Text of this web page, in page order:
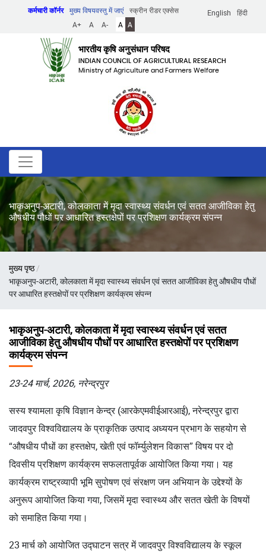
English हिंदी
कर्मचारी कॉर्नर मुख्य विषयवस्तु में जाएं
स्क्रीन रीडर एक्सेस
A+
A A- A A
भारतीय कृषि अनुसंधान परिषद
INDIAN COUNCIL OF AGRICULTURAL RESEARCH
Ministry of Agriculture and Farmers Welfare
भाकृअनुप-अटारी, कोलकाता में मृदा स्वास्थ्य संवर्धन एवं सतत आजीविका हेतु
औषधीय पौधों पर आधारित हस्तक्षेपों पर प्रशिक्षण कार्यक्रम संपन्न
पग
चिन्ह
मुख्य पृष्ठ
भाकृअनुप-अटारी, कोलकाता में मृदा स्वास्थ्य संवर्धन एवं सतत आजीविका हेतु औषधीय पौधों
पर आधारित हस्तक्षेपों पर प्रशिक्षण कार्यक्रम संपन्न
भाकृअनुप-अटारी, कोलकाता में मृदा स्वास्थ्य संवर्धन एवं सतत
आजीविका हेतु औषधीय पौधों पर आधारित हस्तक्षेपों पर प्रशिक्षण
कार्यक्रम संपन्न
23-24 मार्च, 2026, नरेन्द्रपुर
सस्य श्यामला कृषि विज्ञान केन्द्र (आरकेएमवीईआरआई), नरेन्द्रपुर द्वारा
जादवपुर विश्वविद्यालय के प्राकृतिक उत्पाद अध्ययन प्रभाग के सहयोग से
“औषधीय पौधों का हस्तक्षेप, खेती एवं फॉर्म्युलेशन विकास” विषय पर दो
दिवसीय प्रशिक्षण कार्यक्रम सफलतापूर्वक आयोजित किया गया। यह
कार्यक्रम राष्ट्रव्यापी भूमि सुपोषण एवं संरक्षण जन अभियान के उद्देश्यों के
अनुरूप आयोजित किया गया, जिसमें मृदा स्वास्थ्य और सतत खेती के विषयों
को समाहित किया गया।
23 मार्च को आयोजित उद्घाटन सत्र में जादवपुर विश्वविद्यालय के स्कूल